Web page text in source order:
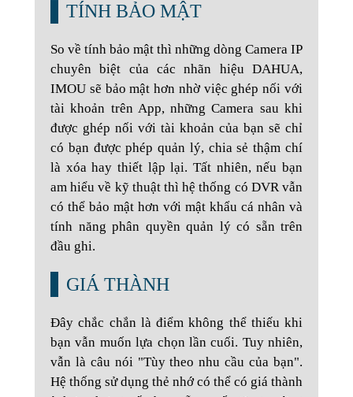
TÍNH BẢO MẬT
So về tính bảo mật thì những dòng Camera IP
chuyên biệt của các nhãn hiệu DAHUA,
IMOU sẽ bảo mật hơn nhờ việc ghép nối với
tài khoản trên App, những Camera sau khi
được ghép nối với tài khoản của bạn sẽ chỉ
có bạn được phép quản lý, chia sẻ thậm chí
là xóa hay thiết lập lại. Tất nhiên, nếu bạn
am hiểu về kỹ thuật thì hệ thống có DVR vẫn
có thể bảo mật hơn với mật khẩu cá nhân và
tính năng phân quyền quản lý có sẵn trên
đầu ghi.
GIÁ THÀNH
Đây chắc chắn là điểm không thể thiếu khi
bạn vẫn muốn lựa chọn lần cuối. Tuy nhiên,
vẫn là câu nói "Tùy theo nhu cầu của bạn".
Hệ thống sử dụng thẻ nhớ có thể có giá thành